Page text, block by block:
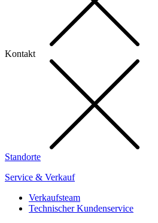
Kontakt
Standorte
Service & Verkauf
Verkaufsteam
Technischer Kundenservice